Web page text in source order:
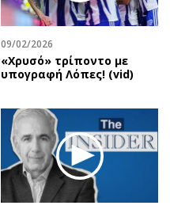
Geek
Νέα
Κινητά-tablets
Social
Αυτοκίνηση
Αφιερώματα
Πολιτική
Οικονομία
Γενικά
09/02/2026
«Χρυσό» τρίποντο με
υπογραφή Λόπες! (vid)